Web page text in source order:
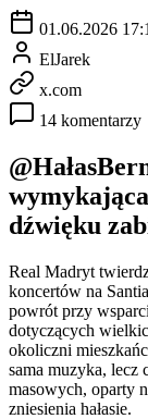
01.06.2026
ElJarek
x.com
14 komentarzy
dźwięku
Real Madryt
koncertów na
powrót przy
dotyczących
okoliczni
sama muzyka, lecz
masowych, oparty
zniesienia hałasie.